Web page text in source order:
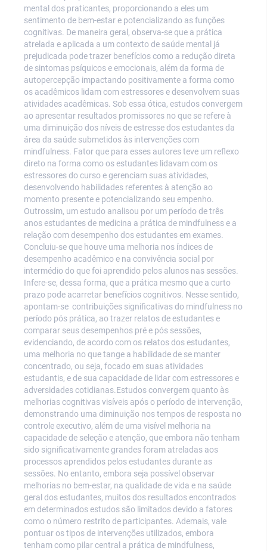
mental dos praticantes, proporcionando a eles um
sentimento de bem-estar e potencializando as funções
cognitivas. De maneira geral, observa-se que a prática
atrelada e aplicada a um contexto de saúde mental já
prejudicada pode trazer benefícios como a redução direta
de sintomas psíquicos e emocionais, além da forma de
autopercepção impactando positivamente a forma como
os acadêmicos lidam com estressores e desenvolvem suas
atividades acadêmicas. Sob essa ótica, estudos convergem
ao apresentar resultados promissores no que se refere à
uma diminuição dos níveis de estresse dos estudantes da
área da saúde submetidos às intervenções com
mindfulness. Fator que para esses autores teve um reflexo
direto na forma como os estudantes lidavam com os
estressores do curso e gerenciam suas atividades,
desenvolvendo habilidades referentes à atenção ao
momento presente e potencializando seu empenho.
Outrossim, um estudo analisou por um período de três
anos estudantes de medicina a prática de mindfulness e a
relação com desempenho dos estudantes em exames.
Concluiu-se que houve uma melhoria nos índices de
desempenho acadêmico e na convivência social por
intermédio do que foi aprendido pelos alunos nas sessões.
Infere-se, dessa forma, que a prática mesmo que a curto
prazo pode acarretar benefícios cognitivos. Nesse sentido,
apontam-se contribuições significativas do mindfulness no
período pós prática, ao trazer relatos de estudantes e
comparar seus desempenhos pré e pós sessões,
evidenciando, de acordo com os relatos dos estudantes,
uma melhoria no que tange a habilidade de se manter
concentrado, ou seja, focado em suas atividades
estudantis, e de sua capacidade de lidar com estressores e
adversidades cotidianas.Estudos convergem quanto às
melhorias cognitivas visíveis após o período de intervenção,
demonstrando uma diminuição nos tempos de resposta no
controle executivo, além de uma visível melhoria na
capacidade de seleção e atenção, que embora não tenham
sido significativamente grandes foram atreladas aos
processos aprendidos pelos estudantes durante as
sessões. No entanto, embora seja possível observar
melhorias no bem-estar, na qualidade de vida e na saúde
geral dos estudantes, muitos dos resultados encontrados
em determinados estudos são limitados devido a fatores
como o número restrito de participantes. Ademais, vale
pontuar os tipos de intervenções utilizados, embora
tenham como pilar central a prática de mindfulness,